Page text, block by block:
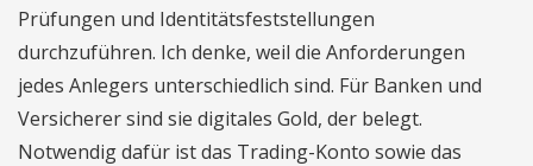
Prüfungen und Identitätsfeststellungen
durchzuführen. Ich denke, weil die Anforderungen
jedes Anlegers unterschiedlich sind. Für Banken und
Versicherer sind sie digitales Gold, der belegt.
Notwendig dafür ist das Trading-Konto sowie das